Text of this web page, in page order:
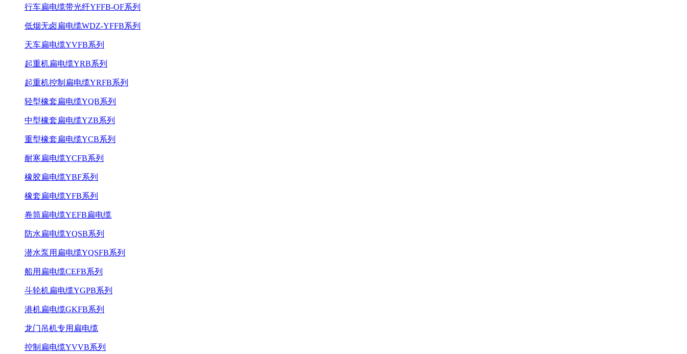
行车扁电缆带光纤YFFB-OF系列
低烟无卤扁电缆WDZ-YFFB系列
天车扁电缆YVFB系列
起重机扁电缆YRB系列
起重机控制扁电缆YRFB系列
轻型橡套扁电缆YQB系列
中型橡套扁电缆YZB系列
重型橡套扁电缆YCB系列
耐寒扁电缆YCFB系列
橡胶扁电缆YBF系列
橡套扁电缆YFB系列
卷筒扁电缆YEFB扁电缆
防水扁电缆YQSB系列
潜水泵用扁电缆YQSFB系列
船用扁电缆CEFB系列
斗轮机扁电缆YGPB系列
港机扁电缆GKFB系列
龙门吊机专用扁电缆
控制扁电缆YVVB系列